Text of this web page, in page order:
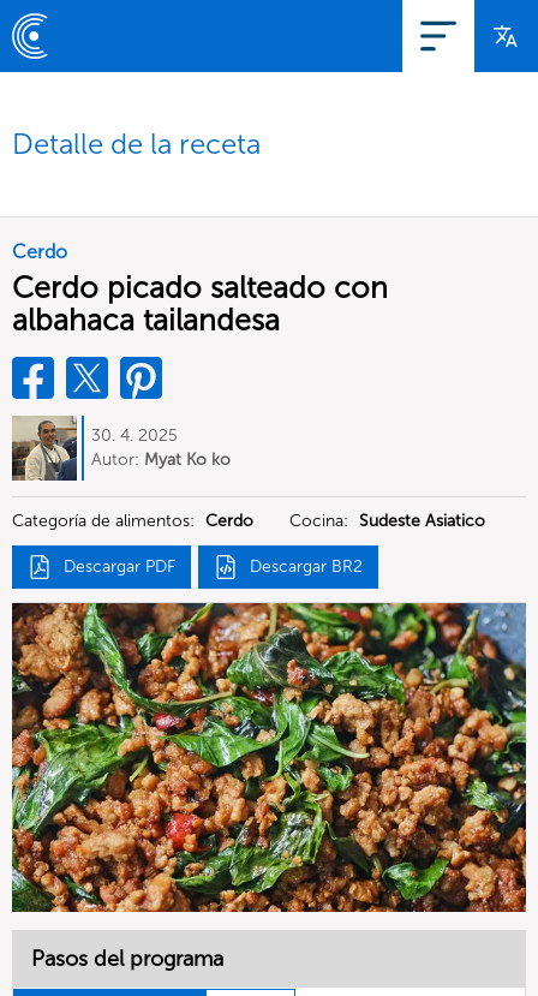
Detalle de la receta
Cerdo
Cerdo picado salteado con
albahaca tailandesa
30. 4. 2025
Autor: Myat Ko ko
Categoría de alimentos: Cerdo Cocina: Sudeste Asiatico
Descargar PDF Descargar BR2
Pasos del programa